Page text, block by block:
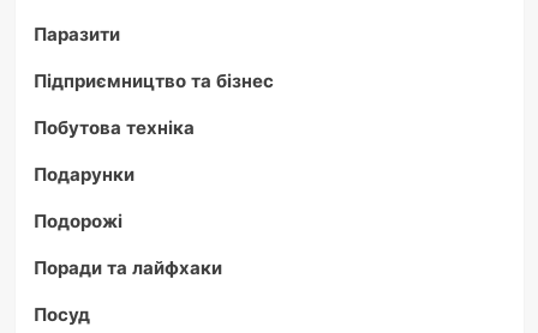
Паразити
Підприємництво та бізнес
Побутова техніка
Подарунки
Подорожі
Поради та лайфхаки
Посуд